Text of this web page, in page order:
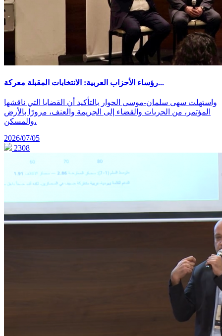
رؤساء الأحزاب العربية: الانتخابات المقبلة معركة...
واستهلت سهى سلمان-موسى الحوار بالتأكيد أن القضايا التي ناقشها
المؤتمر، من الحريات والقضاء إلى الجريمة والعنف، مرورًا بالأرض
والمسكن،
2026/07/05
2308